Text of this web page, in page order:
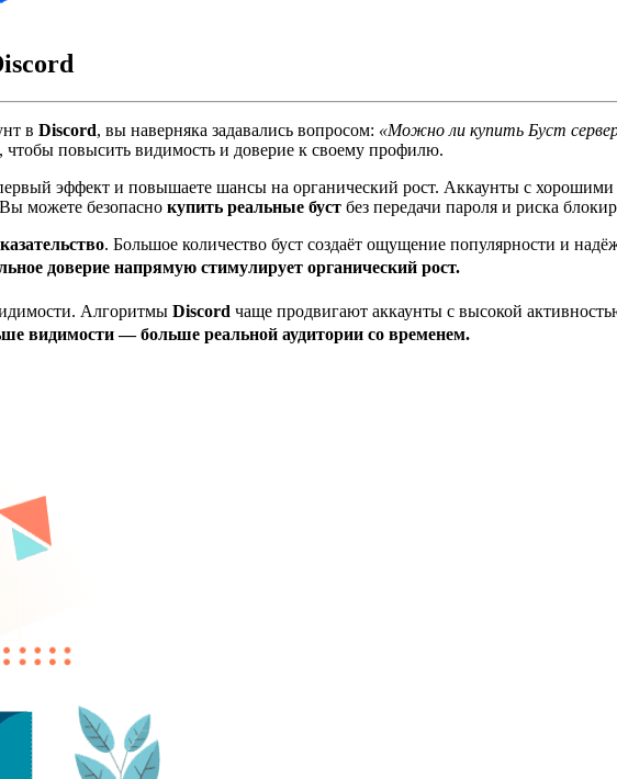
в Discord, вы наверняка задавались вопросом: «Можно ли купить Буст
, чтобы повысить видимость и доверие к своему профилю.
эффект и повышаете шансы на органический рост. Аккаунты с хорошими
можете безопасно купить реальные буст без передачи пароля и риска
. Большое количество буст создаёт ощущение популярности и
доверие напрямую стимулирует органический рост.
Алгоритмы Discord чаще продвигают аккаунты с высокой
видимости — больше реальной аудитории со временем.